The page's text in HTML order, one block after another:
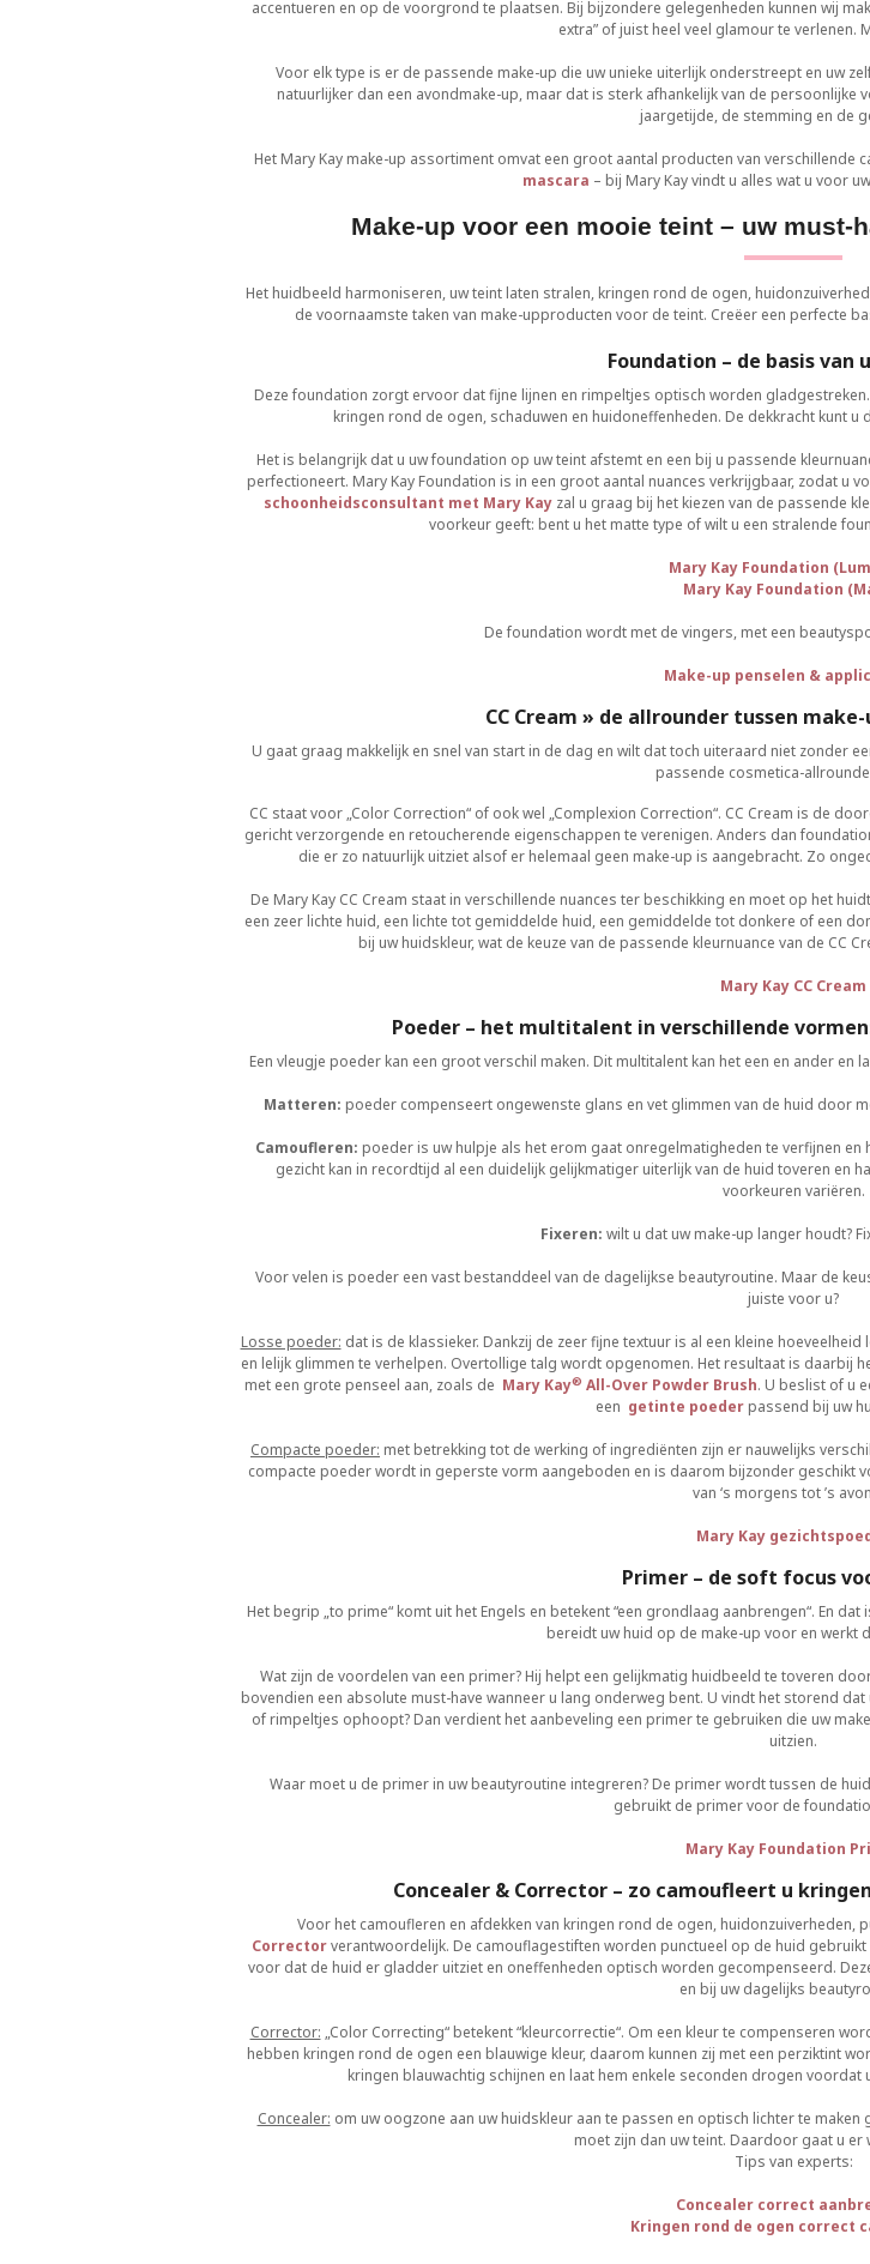
accentueren en op de voorgrond te plaatsen. Bij bijzondere gelegenheden kunnen wij
extra” of juist heel veel glamour te verlenen.
Voor elk type is er de passende make-up die uw unieke uiterlijk onderstreept en uw
natuurlijker dan een avondmake-up, maar dat is sterk afhankelijk van de
jaargetijde, de stemming en de
Het Mary Kay make-up assortiment omvat een groot aantal producten van verschillende
mascara – bij Mary Kay vindt u alles wat u voor
Make-up voor een mooie teint – uw must-
Het huidbeeld harmoniseren, uw teint laten stralen, kringen rond de ogen,
de voornaamste taken van make-upproducten voor de teint. Creëer een perfecte
Foundation – de basis van
Deze foundation zorgt ervoor dat fijne lijnen en rimpeltjes optisch worden
kringen rond de ogen, schaduwen en huidoneffenheden. De dekkracht kunt
Het is belangrijk dat u uw foundation op uw teint afstemt en een bij u passende
perfectioneert. Mary Kay Foundation is in een groot aantal nuances verkrijgbaar, zodat u
schoonheidsconsultant met Mary Kayzal u graag bij het kiezen van de passende
voorkeur geeft: bent u het matte type of wilt u een stralende
Mary Kay Foundation
Mary Kay Foundation
De foundation wordt met de vingers, met een
Make-up penselen &
CC Cream » de allrounder tussen
U gaat graag makkelijk en snel van start in de dag en wilt dat toch uiteraard niet zonder
passende cosmetica-
CC staat voor „Color Correction“ of ook wel „Complexion Correction“. CC Cream is de
gericht verzorgende en retoucherende eigenschappen te verenigen. Anders dan
die er zo natuurlijk uitziet alsof er helemaal geen make-up is aangebracht. Zo
De Mary Kay CC Cream staat in verschillende nuances ter beschikking en moet op het
een zeer lichte huid, een lichte tot gemiddelde huid, een gemiddelde tot donkere of een
bij uw huidskleur, wat de keuze van de passende kleurnuance van de CC
Mary Kay CC Cream
Poeder – het multitalent in verschillende
Een vleugje poeder kan een groot verschil maken. Dit multitalent kan het een en ander
Matteren: poeder compenseert ongewenste glans en vet glimmen van de huid door
Camoufleren: poeder is uw hulpje als het erom gaat onregelmatigheden te verfijnen
gezicht kan in recordtijd al een duidelijk gelijkmatiger uiterlijk van de huid toveren en
voorkeuren variëren.
Fixeren: wilt u dat uw make-up langer houdt?
Voor velen is poeder een vast bestanddeel van de dagelijkse beautyroutine. Maar de
juiste voor u?
Losse poeder: dat is de klassieker. Dankzij de zeer fijne textuur is al een kleine
en lelijk glimmen te verhelpen. Overtollige talg wordt opgenomen. Het resultaat is daarbij
met een grote penseel aan, zoals de Mary Kay® All-Over Powder Brush. U beslist of u
een getinte poederpassend bij uw
Compacte poeder: met betrekking tot de werking of ingrediënten zijn er nauwelijks
compacte poeder wordt in geperste vorm aangeboden en is daarom bijzonder geschikt
van ‘s morgens tot ’s
Mary Kay
Primer – de soft focus
Het begrip „to prime“ komt uit het Engels en betekent “een grondlaag aanbrengen“. En
bereidt uw huid op de make-up voor en werkt
Wat zijn de voordelen van een primer? Hij helpt een gelijkmatig huidbeeld te toveren
bovendien een absolute must-have wanneer u lang onderweg bent. U vindt het storend
of rimpeltjes ophoopt? Dan verdient het aanbeveling een primer te gebruiken die uw
uitzien.
Waar moet u de primer in uw beautyroutine integreren? De primer wordt tussen de
gebruikt de primer voor de
Mary Kay Foundation
Concealer & Corrector – zo camoufleert u
Voor het camoufleren en afdekken van kringen rond de ogen, huidonzuiverheden,
Correctorverantwoordelijk. De camouflagestiften worden punctueel op de huid
voor dat de huid er gladder uitziet en oneffenheden optisch worden gecompenseerd.
en bij uw dagelijks
Corrector: „Color Correcting“ betekent “kleurcorrectie“. Om een kleur te compenseren
hebben kringen rond de ogen een blauwige kleur, daarom kunnen zij met een perziktint
kringen blauwachtig schijnen en laat hem enkele seconden drogen
Concealer: om uw oogzone aan uw huidskleur aan te passen en optisch lichter te
moet zijn dan uw teint. Daardoor gaat u er
Tips van experts:
Concealer correct
Kringen rond de ogen correct